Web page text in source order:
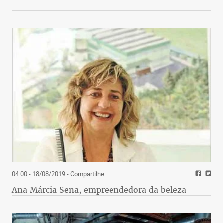
04:00 - 18/08/2019- Compartilhe
Ana Márcia Sena, empreendedora da beleza